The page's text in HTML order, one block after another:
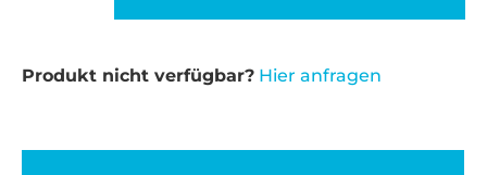
Produkt nicht verfügbar? Hier anfragen